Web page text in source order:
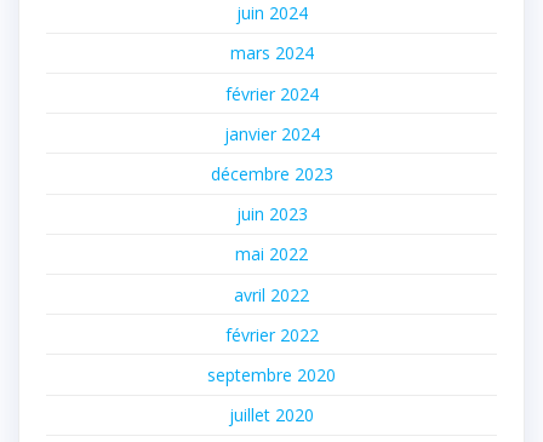
juin 2024
mars 2024
février 2024
janvier 2024
décembre 2023
juin 2023
mai 2022
avril 2022
février 2022
septembre 2020
juillet 2020